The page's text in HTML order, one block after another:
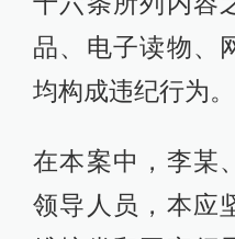
品、电子读物、
均构成违纪行为。
在本案中，李某
领导人员，本应